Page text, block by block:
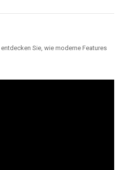
Sie, wie moderne Features